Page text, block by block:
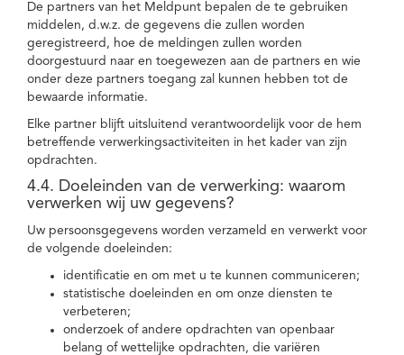
De partners van het Meldpunt bepalen de te gebruiken
middelen, d.w.z. de gegevens die zullen worden
geregistreerd, hoe de meldingen zullen worden
doorgestuurd naar en toegewezen aan de partners en wie
onder deze partners toegang zal kunnen hebben tot de
bewaarde informatie.
Elke partner blijft uitsluitend verantwoordelijk voor de hem
betreffende verwerkingsactiviteiten in het kader van zijn
opdrachten.
4.4. Doeleinden van de verwerking: waarom
verwerken wij uw gegevens?
Uw persoonsgegevens worden verzameld en verwerkt voor
de volgende doeleinden:
identificatie en om met u te kunnen communiceren;
statistische doeleinden en om onze diensten te
verbeteren;
onderzoek of andere opdrachten van openbaar
belang of wettelijke opdrachten, die variëren